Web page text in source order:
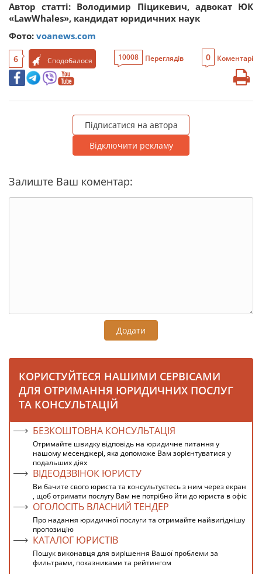
Автор статті: Володимир Піцикевич, адвокат ЮК
«LawWhales», кандидат юридичних наук
Фото: voanews.com
6 Сподобалося 10008 Переглядів 0 Коментарі
Підписатися на автора
Відключити рекламу
Залиште Ваш коментар:
Додати
КОРИСТУЙТЕСЯ НАШИМИ СЕРВІСАМИ
ДЛЯ ОТРИМАННЯ ЮРИДИЧНИХ ПОСЛУГ
ТА КОНСУЛЬТАЦІЙ
БЕЗКОШТОВНА КОНСУЛЬТАЦІЯ
Отримайте швидку відповідь на юридичне питання у
нашому месенджері, яка допоможе Вам зорієнтуватися у
подальших діях
ВІДЕОДЗВІНОК ЮРИСТУ
Ви бачите свого юриста та консультуєтесь з ним через екран
, щоб отримати послугу Вам не потрібно йти до юриста в офіс
ОГОЛОСІТЬ ВЛАСНИЙ ТЕНДЕР
Про надання юридичної послуги та отримайте найвигіднішу
пропозицію
КАТАЛОГ ЮРИСТІВ
Пошук виконавця для вирішення Вашої проблеми за
фильтрами, показниками та рейтингом